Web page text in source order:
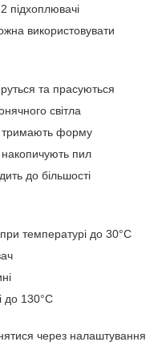
підхоплювачі
використовувати
та прасуються
світла
тримають форму
накопичують пил
до більшості
температурі до 30°C
до 130°C
через налаштування